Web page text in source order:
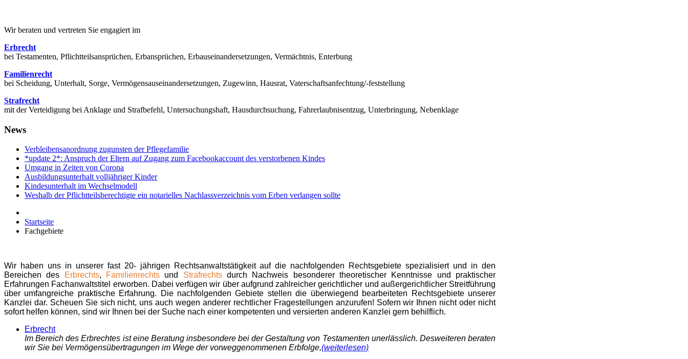
Wir beraten und vertreten Sie engagiert im
Erbrecht
bei Testamenten, Pflichtteilsansprüchen, Erbansprüchen, Erbauseinandersetzungen, Vermächtnis, Enterbung
Familienrecht
bei Scheidung, Unterhalt, Sorge, Vermögensauseinandersetzungen, Zugewinn, Hausrat, Vaterschaftsanfechtung/-feststellung
Strafrecht
mit der Verteidigung bei Anklage und Strafbefehl, Untersuchungshaft, Hausdurchsuchung, Fahrerlaubnisentzug, Unterbringung, Nebenklage
News
Verbleibensanordnung zugunsten der Pflegefamilie
*update 2*: Anspruch der Eltern auf Zugang zum Facebookaccount des verstorbenen Kindes
Umgang in Zeiten von Corona
Ausbildungsunterhalt volljähriger Kinder
Kindesunterhalt im Wechselmodell
Weshalb der Pflichtteilsberechtigte ein notarielles Nachlassverzeichnis vom Erben verlangen sollte
Startseite
Fachgebiete
Wir haben uns in unserer fast 20- jährigen Rechtsanwaltstätigkeit auf die nachfolgenden Rechtsgebiete spezialisiert und in den
Bereichen des
Erbrechts, Familienrechts und Strafrechts durch Nachweis besonderer theoretischer Kenntnisse und praktischer
Erfahrungen Fachanwaltstitel erworben. Dabei verfügen wir über aufgrund zahlreicher gerichtlicher und außergerichtlicher Streitführung
über umfangreiche praktische Erfahrung. Die nachfolgenden Gebiete stellen die überwiegend bearbeiteten Rechtsgebiete unserer
Kanzlei dar. Scheuen Sie sich nicht, uns auch wegen anderer rechtlicher Fragestellungen anzurufen! Sofern wir Ihnen nicht oder nicht
sofort helfen können, sind wir Ihnen bei der Suche nach einer kompetenten und versierten anderen Kanzlei gern behilflich.
Erbrecht
Im Bereich des Erbrechtes ist eine Beratung insbesondere bei der Gestaltung von Testamenten unerlässlich. Desweiteren beraten
wir Sie bei Vermögensübertragungen im Wege der vorweggenommenen Erbfolge,(weiterlesen)